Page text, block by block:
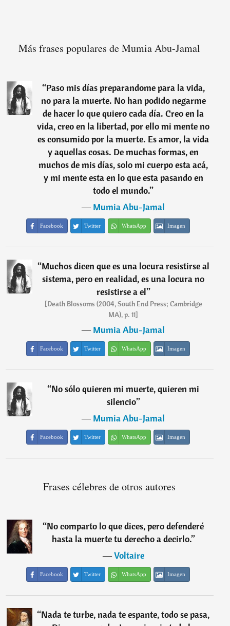
Más frases populares de Mumia Abu-Jamal
“Paso mis días preparandome para la vida,
no para la muerte. No han podido negarme
de hacer lo que quiero cada día. Creo en la
vida, creo en la libertad, por ello mi mente no
es consumido por la muerte. Es amor, la vida
y aquellas cosas. De muchas formas, en
muchos de mis días, solo mi cuerpo esta acá,
y mi mente esta en lo que esta pasando en
todo el mundo.”
―Mumia Abu-Jamal
Facebook Twitter WhatsApp Imagen
“Muchos dicen que es una locura resistirse al
sistema, pero en realidad, es una locura no
resistirse a el”
[Death Blossoms (2004, South End Press; Cambridge
MA), p. 11]
―Mumia Abu-Jamal
Facebook Twitter WhatsApp Imagen
“No sólo quieren mi muerte, quieren mi
silencio”
―Mumia Abu-Jamal
Facebook Twitter WhatsApp Imagen
Frases célebres de otros autores
“No comparto lo que dices, pero defenderé
hasta la muerte tu derecho a decirlo.”
―Voltaire
Facebook Twitter WhatsApp Imagen
“Nada te turbe, nada te espante, todo se pasa,